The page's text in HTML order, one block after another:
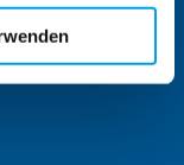
der von Ihnen
aufgrund
von einer